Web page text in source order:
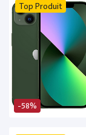
-58%
Top Produit